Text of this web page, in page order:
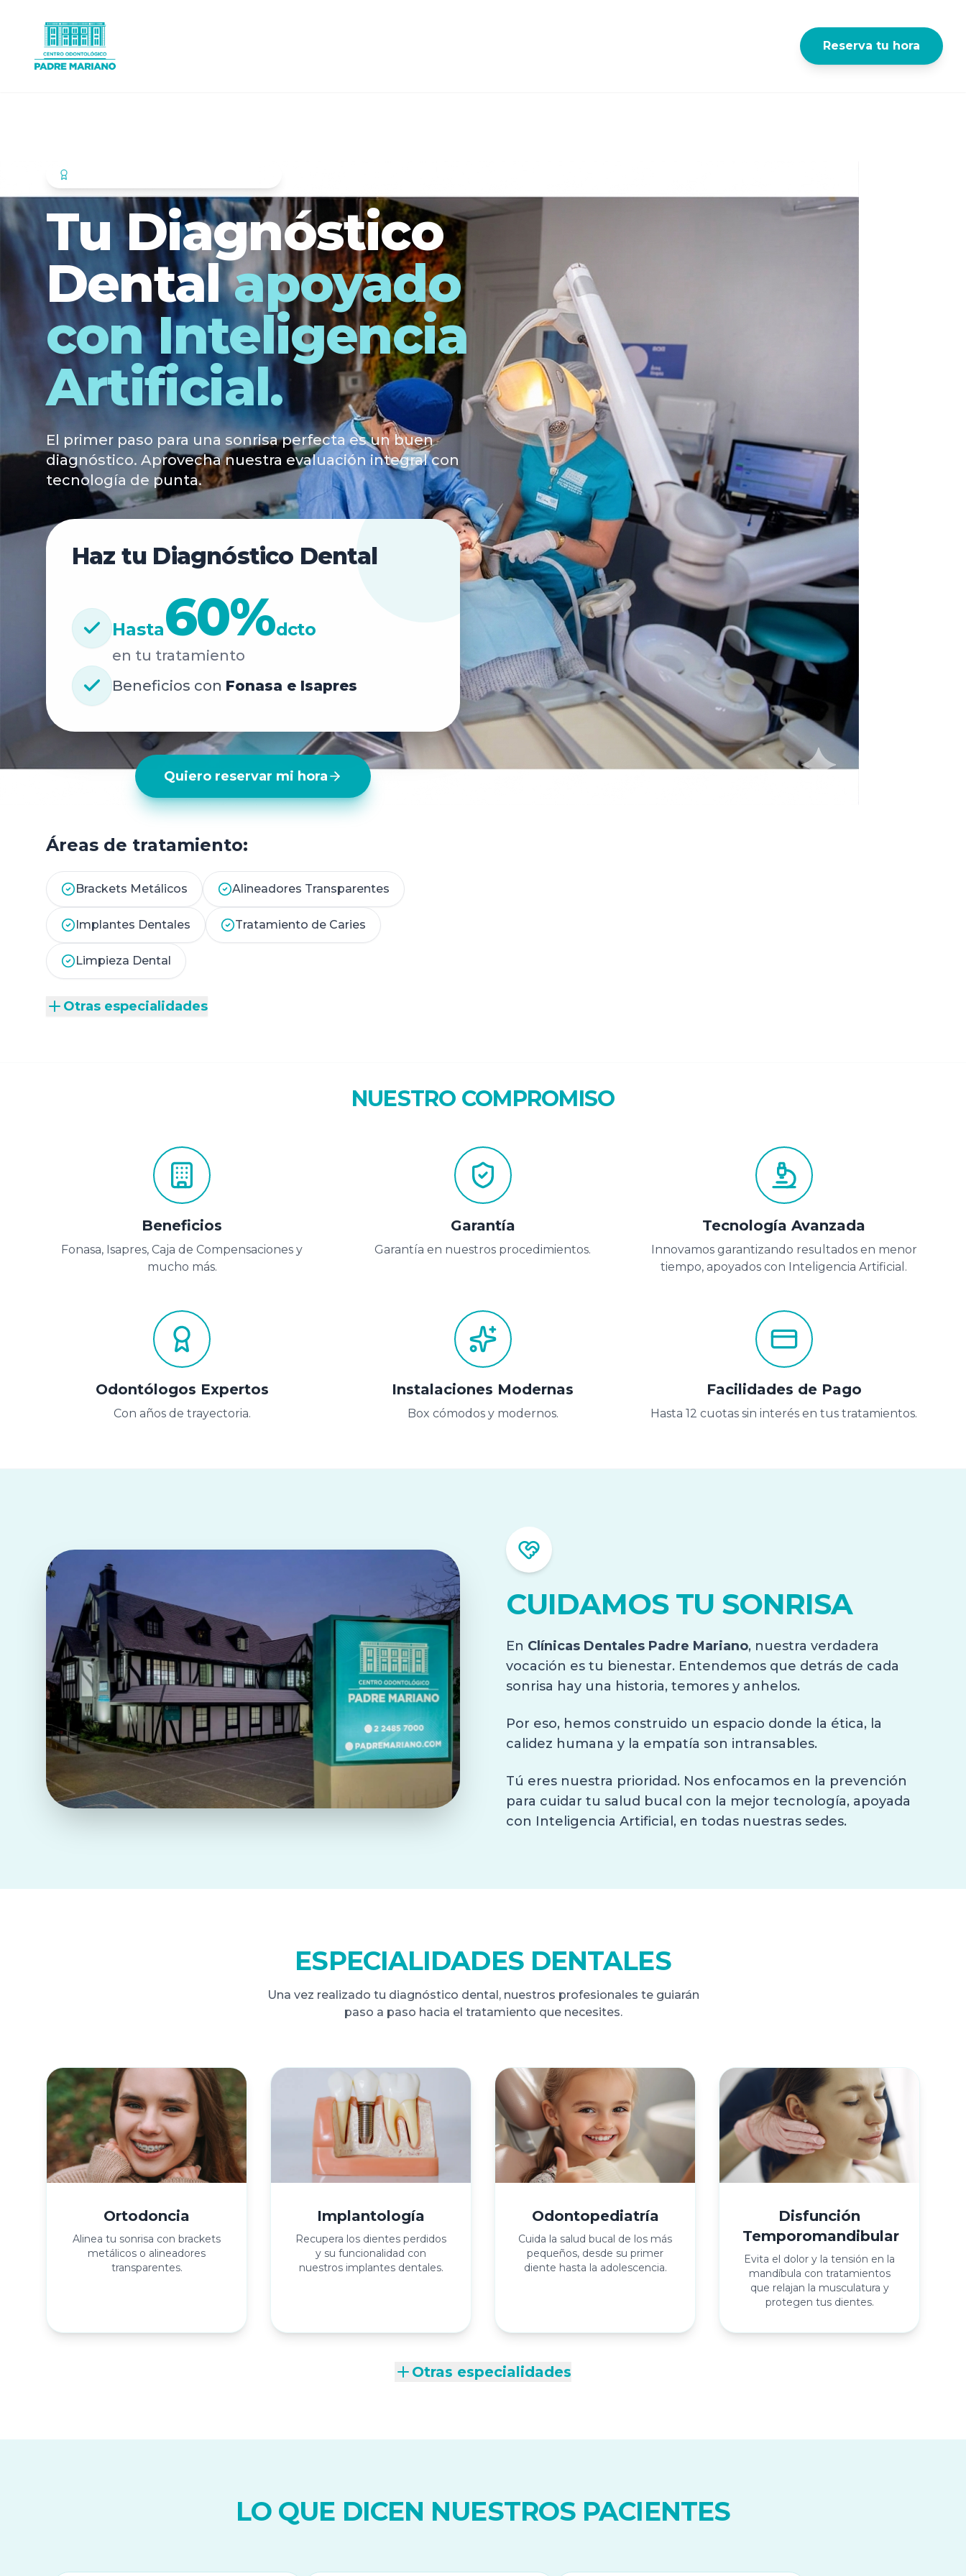
Reserva tu hora
Tu Diagnóstico
Dentalapoyado
con Inteligencia
Artificial.
El primer paso para una sonrisa perfecta es un buen
diagnóstico. Aprovecha nuestra evaluación integral con
tecnología de punta.
Haz tu Diagnóstico Dental
Hasta60%dcto
en tu tratamiento
Beneficios con Fonasa e Isapres
Quiero reservar mi hora
Áreas de tratamiento:
Brackets Metálicos Alineadores Transparentes
Implantes Dentales Tratamiento de Caries
Limpieza Dental
Otras especialidades
NUESTRO COMPROMISO
Beneficios
Fonasa, Isapres, Caja de Compensaciones y
mucho más.
Garantía
Garantía en nuestros procedimientos.
Tecnología Avanzada
Innovamos garantizando resultados en menor
tiempo, apoyados con Inteligencia Artificial.
Odontólogos Expertos
Con años de trayectoria.
Instalaciones Modernas
Box cómodos y modernos.
Facilidades de Pago
Hasta 12 cuotas sin interés en tus tratamientos.
CUIDAMOS TU SONRISA
En Clínicas Dentales Padre Mariano, nuestra verdadera
vocación es tu bienestar. Entendemos que detrás de cada
sonrisa hay una historia, temores y anhelos.
Por eso, hemos construido un espacio donde la ética, la
calidez humana y la empatía son intransables.
Tú eres nuestra prioridad. Nos enfocamos en la prevención
para cuidar tu salud bucal con la mejor tecnología, apoyada
con Inteligencia Artificial, en todas nuestras sedes.
ESPECIALIDADES DENTALES
Una vez realizado tu diagnóstico dental, nuestros profesionales te guiarán
paso a paso hacia el tratamiento que necesites.
Ortodoncia
Alinea tu sonrisa con brackets
metálicos o alineadores
transparentes.
Implantología
Recupera los dientes perdidos
y su funcionalidad con
nuestros implantes dentales.
Odontopediatría
Cuida la salud bucal de los más
pequeños, desde su primer
diente hasta la adolescencia.
Disfunción
Temporomandibular
Evita el dolor y la tensión en la
mandíbula con tratamientos
que relajan la musculatura y
protegen tus dientes.
Otras especialidades
LO QUE DICEN NUESTROS PACIENTES